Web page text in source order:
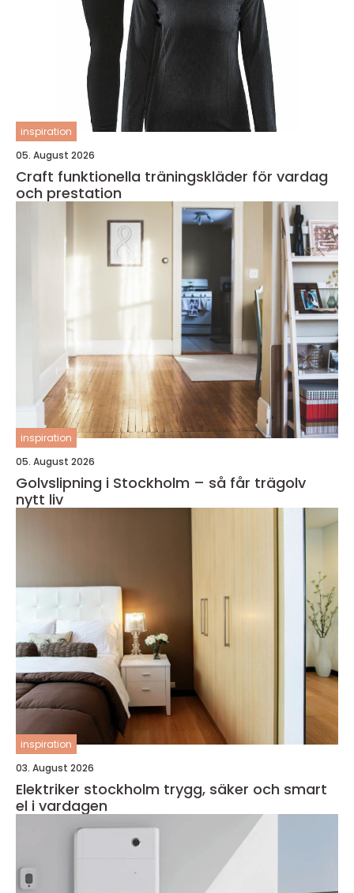
inspiration
05. August 2026
Craft funktionella träningskläder för vardag
och prestation
inspiration
05. August 2026
Golvslipning i Stockholm – så får trägolv
nytt liv
inspiration
03. August 2026
Elektriker stockholm trygg, säker och smart
el i vardagen